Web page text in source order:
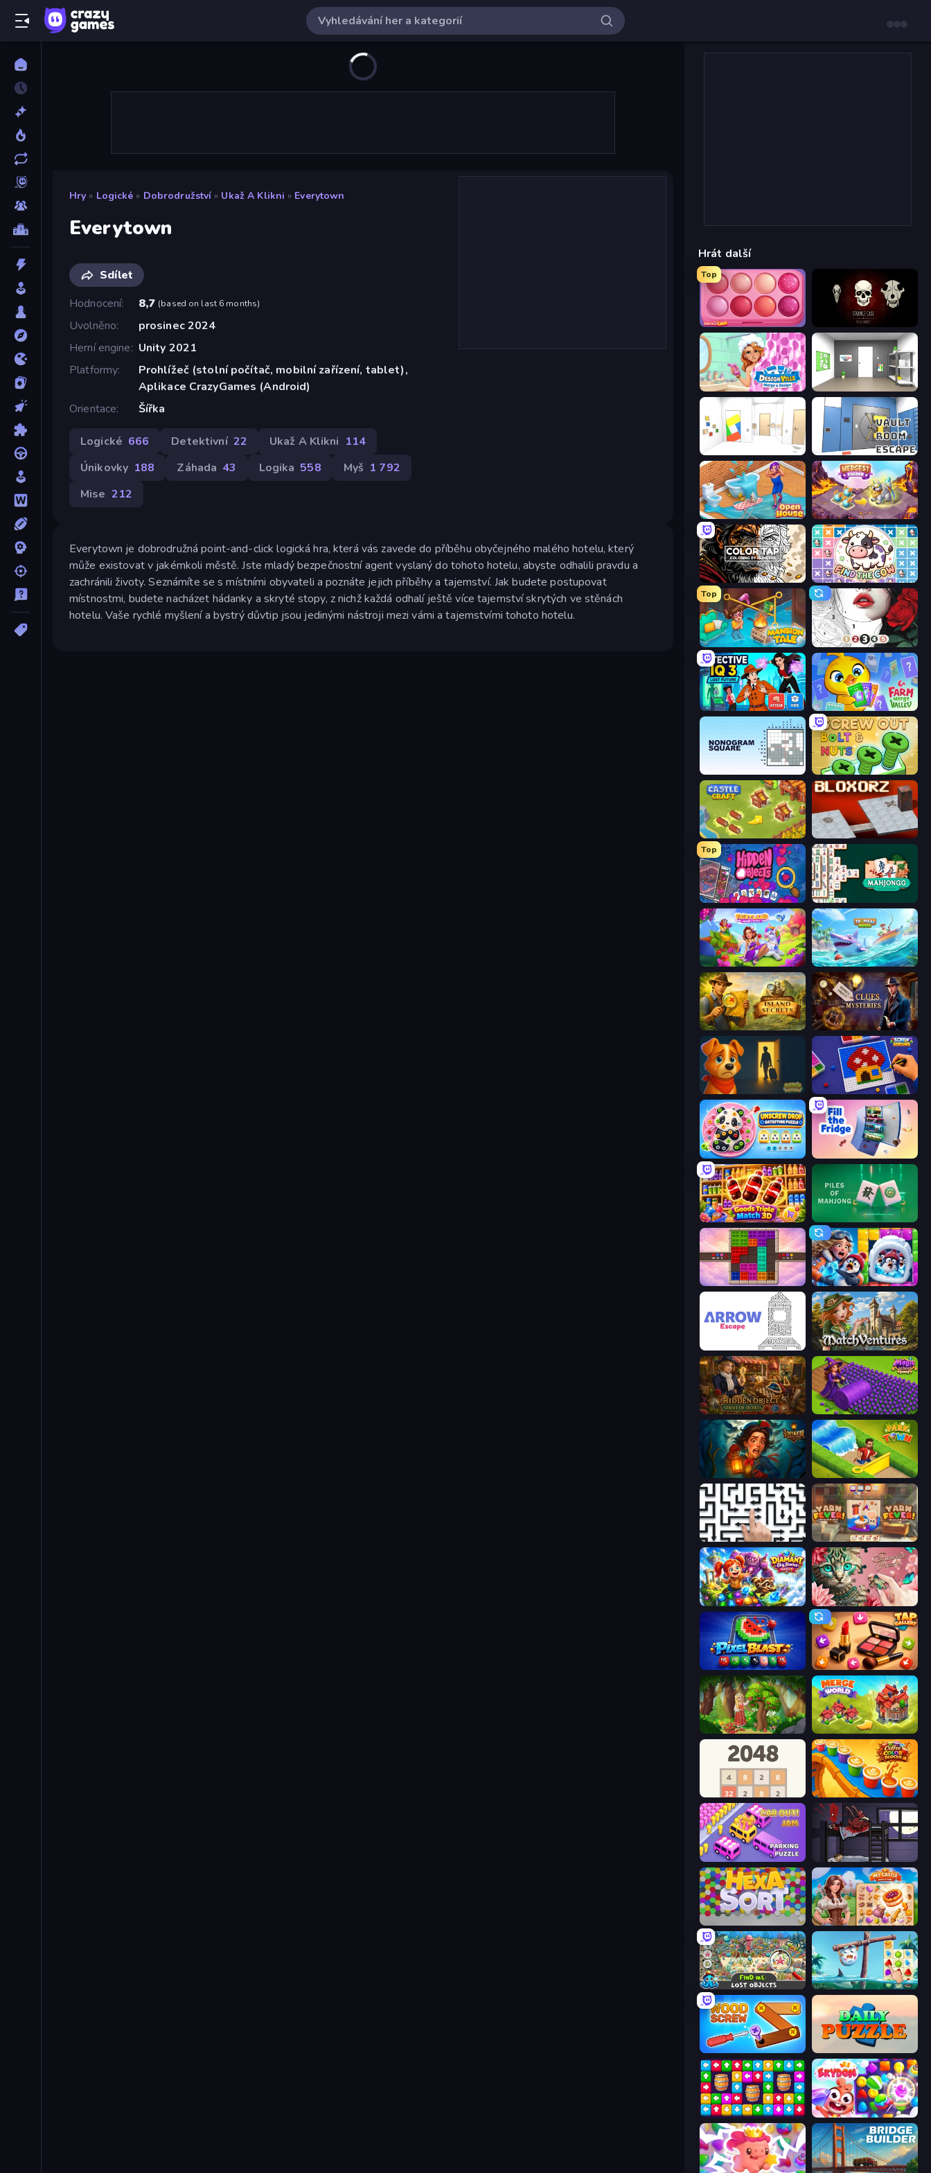
Hry » Logické » Dobrodružství » Ukaž A Klikni » Everytown
Everytown
Sdílet
Hodnocení
8,7 (based on last 6 months)
Uvolněno
prosinec 2024
Herní engine
Unity 2021
Platformy
Prohlížeč (stolní počítač, mobilní zařízení, tablet),
Aplikace CrazyGames (Android)
Orientace
Šířka
Logické 666 Detektivní 22 Ukaž A Klikni 114
Únikovky 188 Záhada 43 Logika 558 Myš 1 792
Mise 212
Everytown je dobrodružná point-and-click logická hra, která vás zavede do příběhu obyčejného malého hotelu, který
může existovat v jakémkoli městě. Jste mladý bezpečnostní agent vyslaný do tohoto hotelu, abyste odhalili pravdu a
zachránili životy. Seznámíte se s místními obyvateli a poznáte jejich příběhy a tajemství. Jak budete postupovat
místnostmi, budete nacházet hádanky a skryté stopy, z nichž každá odhalí ještě více tajemství skrytých ve stěnách
hotelu. Vaše rychlé myšlení a bystrý důvtip jsou jedinými nástroji mezi vámi a tajemstvími tohoto hotelu.
Hrát další
Top
Piece of Cake: Merge and Bake
Designville: Merge & Design Paint Room Escape
Mirror Room Escape Vault Room Escape
Open House Mergest Kingdom
Color Tap: Coloring by Numbers Find The Cow
Top
Mansion Tale: Merge Secrets Numicolor
Detective IQ 3 Farm Merge Valley
Screw Out: Bolts and Nuts
Castle Craft Bloxorz
Top
Hidden Objects Mahjongg Solitaire
Fairyland Merge & Magic Tropical Merge
Hidden Objects: Island Secrets Hidden Object: Clues and Mysteries
Ranch Adventures Screw Sorting
Unscrew Drop: Satisfying Puzzle Fill The Fridge
Goods Triple Match 3D Piles of Mahjong
Color Cube Puzzle Captain Blast
Arrow Escape MatchVentures
Hidden Object: Street Of Secrets Magic School
Lamplighter: Merge & Magic Park Town
Arrow Escape: Puzzle Yarn Fever! Unravel Puzzle
Diamant: Sky Stories Match 3 Favorite Puzzles
Pixel Blast Tap Gallery
Northern Merge Merge World
2048 Coffee Color Blocks
Car OUT! Jam Parking Puzzle The Visitor
My Castle: Merge & Story
Find Me: Lost Objects Sugar Heroes
Wood Screw: Bolts Puzzle
Tap Away Story Skydom